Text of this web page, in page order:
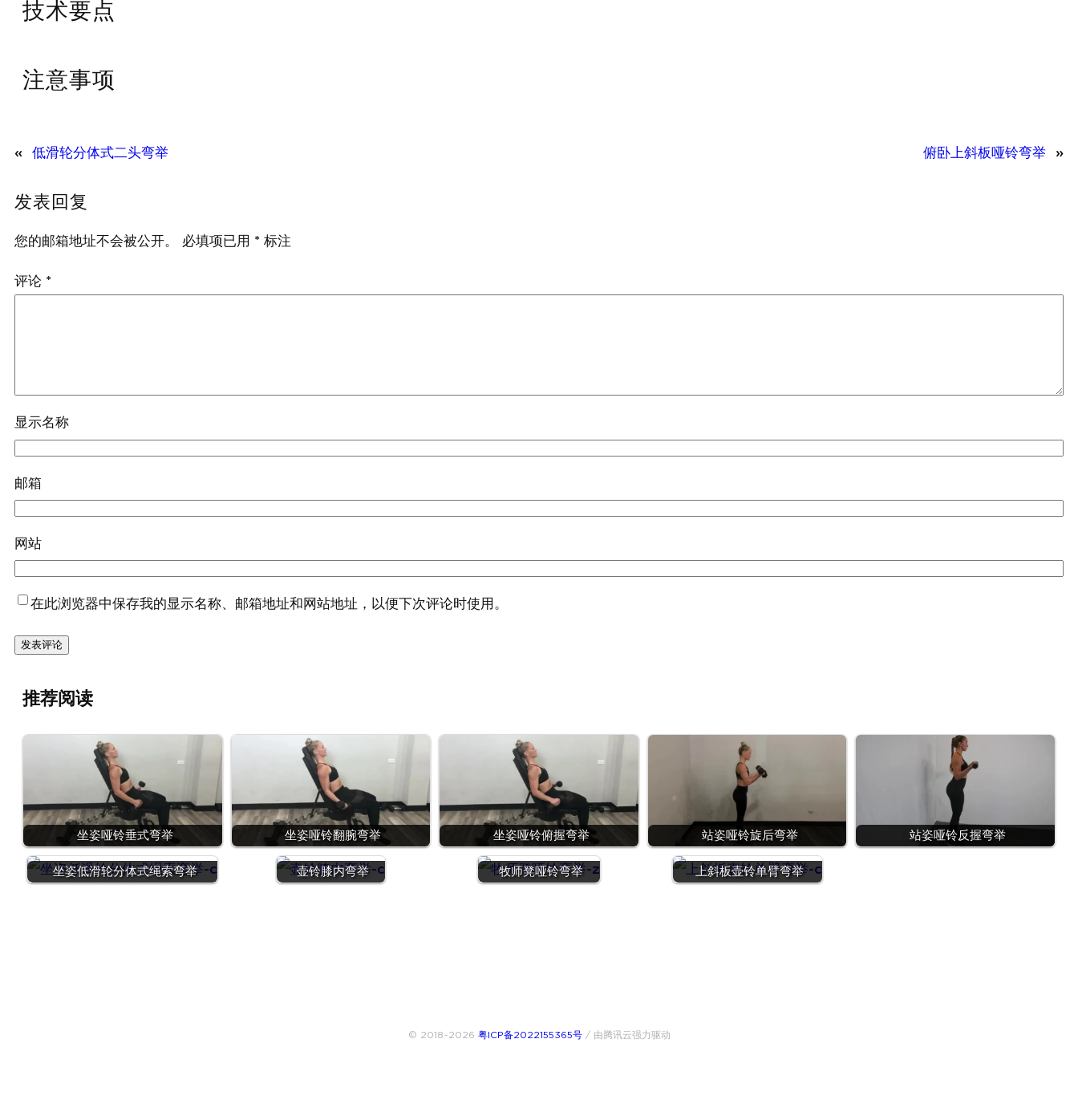
技术要点
注意事项
« 低滑轮分体式二头弯举 俯卧上斜板哑铃弯举 »
发表回复
您的邮箱地址不会被公开。 必填项已用 * 标注
评论 *
显示名称
邮箱
网站
在此浏览器中保存我的显示名称、邮箱地址和网站地址，以便下次评论时使用。
推荐阅读
坐姿哑铃垂式弯举 坐姿哑铃翻腕弯举 坐姿哑铃俯握弯举 站姿哑铃旋后弯举 站姿哑铃反握弯举
坐姿低滑轮分体式绳索弯举 壶铃膝内弯举 牧师凳哑铃弯举 上斜板壶铃单臂弯举
© 2018~2026 粤ICP备2022155365号/ 由腾讯云强力驱动